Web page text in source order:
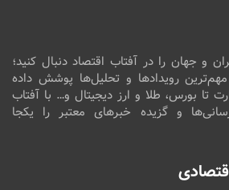
و جهان را در آفتاب اقتصاد دنبال کنید؛
رویدادها و تحلیل‌ها پوشش داده
بورس، طلا و ارز دیجیتال و… با آفتاب
و گزیده خبرهای معتبر را یکجا